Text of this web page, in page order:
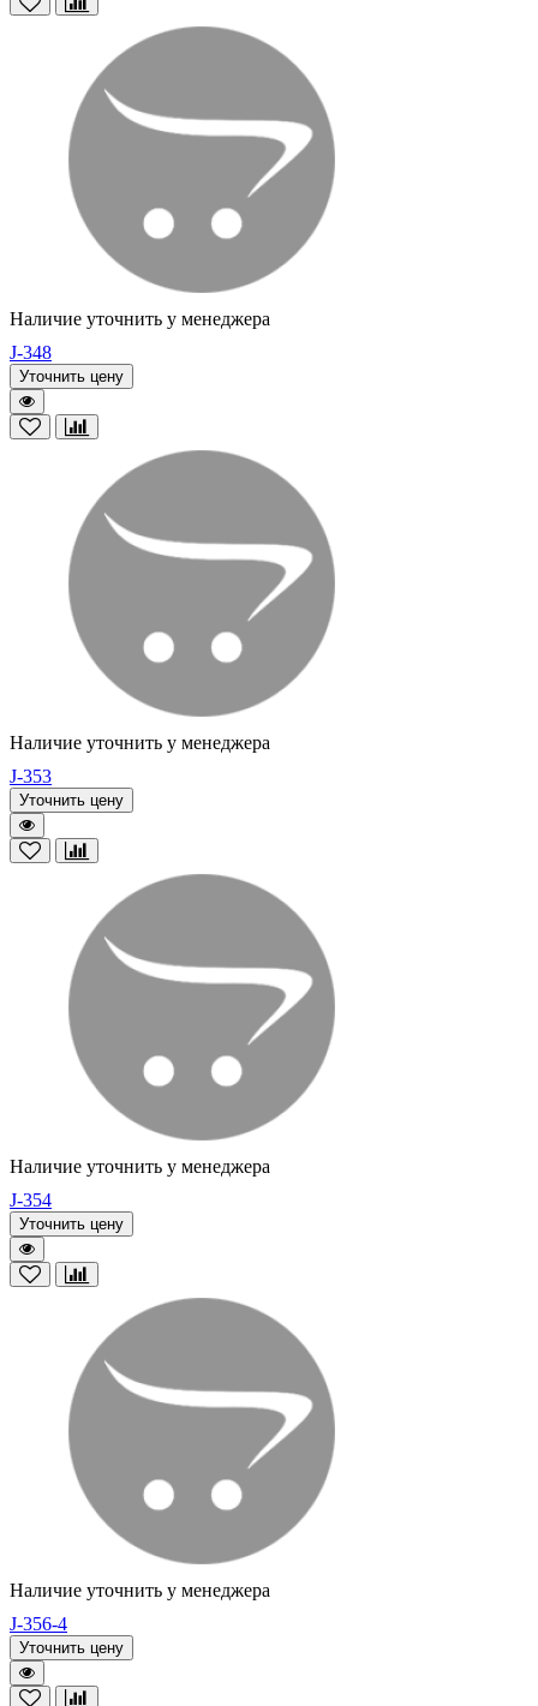
Наличие уточнить у менеджера
J-348
Уточнить цену
Наличие уточнить у менеджера
J-353
Уточнить цену
Наличие уточнить у менеджера
J-354
Уточнить цену
Наличие уточнить у менеджера
J-356-4
Уточнить цену